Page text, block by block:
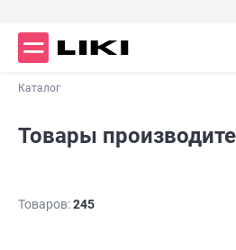
Каталог
Товары
Товаров:245